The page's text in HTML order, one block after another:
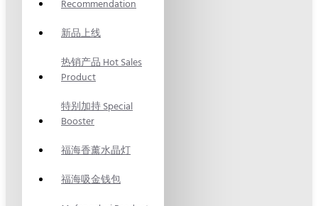
Recommendation
新品上线
热销产品 Hot Sales
Product
特别加持 Special
Booster
福海香薰水晶灯
福海吸金钱包